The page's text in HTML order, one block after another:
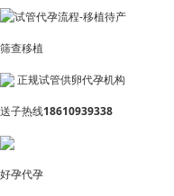
筛查移植
正规试管供卵代孕机构
送子热线18610939338
好孕代孕